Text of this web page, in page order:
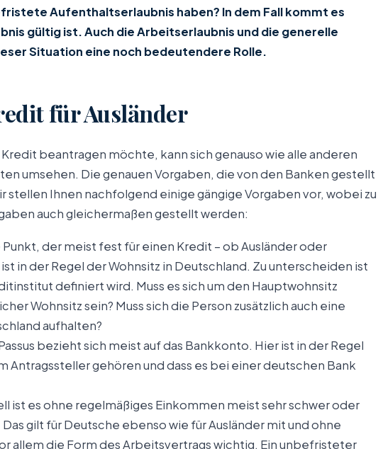
Aufenthaltserlaubnis haben? In dem Fall kommt es
gültig ist. Auch die Arbeitserlaubnis und die generelle
Situation eine noch bedeutendere Rolle.
für Ausländer
beantragen möchte, kann sich genauso wie alle anderen
umsehen. Die genauen Vorgaben, die von den Banken gestellt
stellen Ihnen nachfolgend einige gängige Vorgaben vor, wobei zu
auch gleichermaßen gestellt werden:
der meist fest für einen Kredit – ob Ausländer oder
in der Regel der Wohnsitz in Deutschland. Zu unterscheiden ist
definiert wird. Muss es sich um den Hauptwohnsitz
Wohnsitz sein? Muss sich die Person zusätzlich auch eine
aufhalten?
bezieht sich meist auf das Bankkonto. Hier ist in der Regel
Antragssteller gehören und dass es bei einer deutschen Bank
ist es ohne regelmäßiges Einkommen meist sehr schwer oder
gilt für Deutsche ebenso wie für Ausländer mit und ohne
allem die Form des Arbeitsvertrags wichtig. Ein unbefristeter